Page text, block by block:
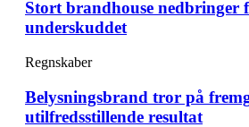
Stort brandhouse nedbringer
underskuddet
Regnskaber
Belysningsbrand tror på
utilfredsstillende resultat